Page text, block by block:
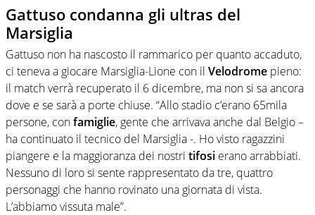
Gattuso condanna gli ultras del
Marsiglia
Gattuso non ha nascosto il rammarico per quanto accaduto,
ci teneva a giocare Marsiglia-Lione con il Velodrome pieno:
il match verrà recuperato il 6 dicembre, ma non si sa ancora
dove e se sarà a porte chiuse. “Allo stadio c’erano 65mila
persone, confamiglie, gente che arrivava anche dal Belgio –
ha continuato il tecnico del Marsiglia -. Ho visto ragazzini
piangere e la maggioranza dei nostri tifosi erano arrabbiati.
Nessuno di loro si sente rappresentato da tre, quattro
personaggi che hanno rovinato una giornata di vista.
L’abbiamo vissuta male”.